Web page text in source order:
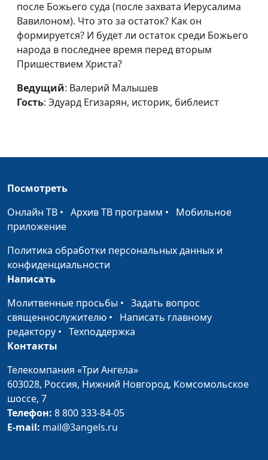
филолог, литературовед,
Когда грех — совсем
не грех
Олег Габрусевич,
филолог, литературовед,
богослов
Даниил и его друзья:
выбранные
человеком или
Богом?
Олег Габрусевич,
Александр Богданенков,
Даниил: чистота
пищи и верность
Богу
Олег Габрусевич,
историк, богослов,
Александр Богданенков,
Главная весть книги
пророка Даниила
Олег Габрусевич,
Александр Богданенков,
#100
после Божьего суда (после захвата Иерусалима
Вавилоном). Что это за остаток? Как он
формируется? И будет ли остаток среди Божьего
народа в последнее время перед вторым
Пришествием Христа?
Ведущий: Валерий Малышев
Гость: Эдуард Егизарян, историк, библеист
Посмотреть
Онлайн ТВ • Архив ТВ программ • Мобильное
приложение
Политика обработки персональных данных и
конфиденциальности
Написать
Молитвенные просьбы • Задать вопрос
священнослужителю • Написать главному
редактору • Техподдержка
Контакты
Телекомпания «Три Ангела»
603028, Россия, Нижний Новгород, Комсомольское
шоссе, 7
Телефон: 8 800 333-84-05
E-mail: mail@3angels.ru